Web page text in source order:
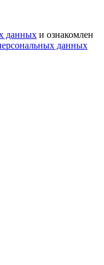
данных и ознакомлен
данных